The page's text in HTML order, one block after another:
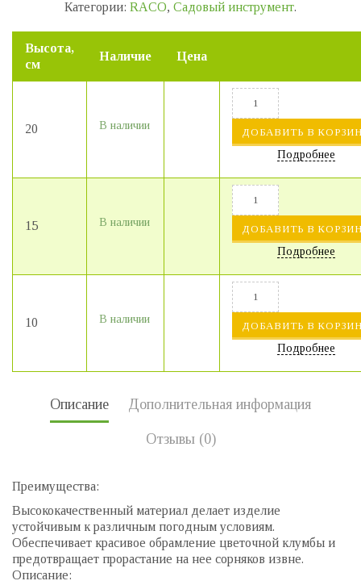
Категории: RACO, Садовый инструмент.
Высота,
см
Наличие Цена
20 В наличии
ДОБАВИТЬ В
Подробнее
15 В наличии
ДОБАВИТЬ В
Подробнее
10 В наличии
ДОБАВИТЬ В
Подробнее
Описание Дополнительная информация
Отзывы (0)
Преимущества:
Высококачественный материал делает изделие
устойчивым к различным погодным условиям.
Обеспечивает красивое обрамление цветочной клумбы и
предотвращает прорастание на нее сорняков извне.
Описание: